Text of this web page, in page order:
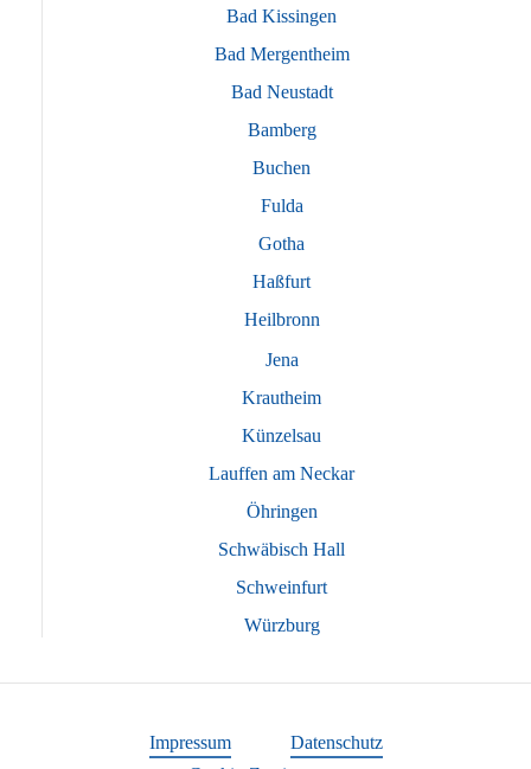
Bad Kissingen
Bad Mergentheim
Bad Neustadt
Bamberg
Buchen
Fulda
Gotha
Haßfurt
Heilbronn
Jena
Krautheim
Künzelsau
Lauffen am Neckar
Öhringen
Schwäbisch Hall
Schweinfurt
Würzburg
Impressum
Datenschutz